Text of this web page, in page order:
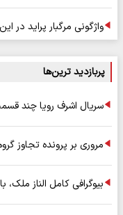
واژگونی مرگبار پراید در
پربازدید ترین‌ها
سریال اشرف رویا چند
مروری بر پرونده تجاوز
بیوگرافی کامل الناز